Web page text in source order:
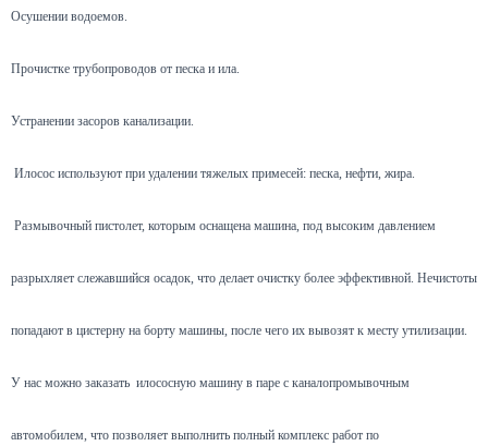
Осушении водоемов.
Прочистке трубопроводов от песка и ила.
Устранении засоров канализации.
Илосос используют при удалении тяжелых примесей: песка, нефти, жира.
Размывочный пистолет, которым оснащена машина, под высоким давлением
разрыхляет слежавшийся осадок, что делает очистку более эффективной. Нечистоты
попадают в цистерну на борту машины, после чего их вывозят к месту утилизации.
У нас можно заказать илососную машину в паре с каналопромывочным
автомобилем, что позволяет выполнить полный комплекс работ по